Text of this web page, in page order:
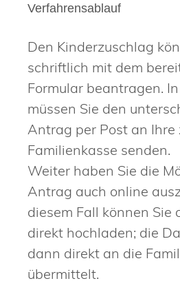
Verfahrensablauf
Den Kinderzuschlag
schriftlich mit dem
Formular beantragen.
müssen Sie den
Antrag per Post an Ihre
Familienkasse senden.
Weiter haben Sie die
Antrag auch online
diesem Fall können Sie
direkt hochladen; die
dann direkt an die
übermittelt.